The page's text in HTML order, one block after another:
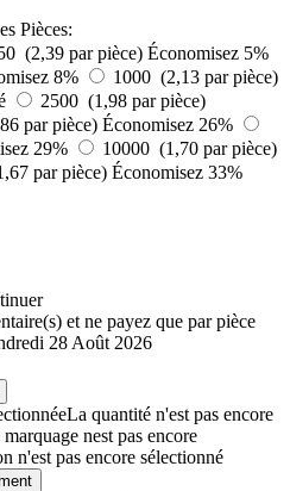
Pièces:
(2,39 par pièce) Économisez 5%
8%
1000 (2,13 par pièce)
2500 (1,98 par pièce)
par pièce) Économisez 26%
29%
10000 (1,70 par pièce)
par pièce) Économisez 33%
et ne payez que par pièce
28 Août 2026
La quantité n'est pas encore
nest pas encore
n'est pas encore sélectionné